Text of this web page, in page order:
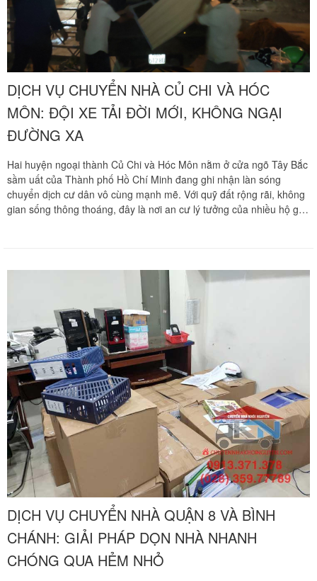
DỊCH VỤ CHUYỂN NHÀ CỦ CHI VÀ HÓC
MÔN: ĐỘI XE TẢI ĐỜI MỚI, KHÔNG NGẠI
ĐƯỜNG XA
Hai huyện ngoại thành Củ Chi và Hóc Môn nằm ở cửa ngõ Tây Bắc
sầm uất của Thành phố Hồ Chí Minh đang ghi nhận làn sóng
chuyển dịch cư dân vô cùng mạnh mẽ. Với quỹ đất rộng rãi, không
gian sống thông thoáng, đây là nơi an cư lý tưởng của nhiều hộ gia
rất xa, dao động từ 30 km đến hơn 50 km. Khối lượng đồ đạc gia
đình cồng kềnh kết hợp hành trình di dời đường dài luôn là áp lực
lớn, đòi hỏi phương án vận chuyển bằng các dòng phương tiện
chuyên dụng kiên cố. Chuyển nhà Khôi Nguyên mang đến dịch vụ
chuyển nhà trọn gói chuyên nghiệp tại Củ Chi và Hóc Môn với đội
ngũ xe tải đời mới hiện đại, cam kết đồng hành cùng gia đình bạn
chinh phục mọi nẻo đường xa một cách an toàn và nhanh chóng
nhất. Quý khách hàng cần khảo sát địa hình thực tế và nhận báo
giá ưu đãi tốt nhất hãy gọi ngay hotline hỗ trợ liên tục 24 trên 7 qua
số 0913 371 378 hoặc 0972 366 628 để nhận phản hồi siêu tốc từ
đội ngũ Khôi Nguyên.
DỊCH VỤ CHUYỂN NHÀ QUẬN 8 VÀ BÌNH
CHÁNH: GIẢI PHÁP DỌN NHÀ NHANH
CHÓNG QUA HẺM NHỎ